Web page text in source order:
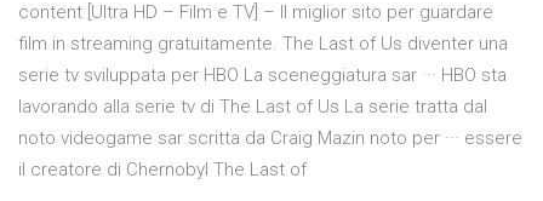
content [Ultra HD – Film e TV] – Il miglior sito per guardare
film in streaming gratuitamente. The Last of Us diventer una
serie tv sviluppata per HBO La sceneggiatura sar ··· HBO sta
lavorando alla serie tv di The Last of Us La serie tratta dal
noto videogame sar scritta da Craig Mazin noto per ··· essere
il creatore di Chernobyl The Last of